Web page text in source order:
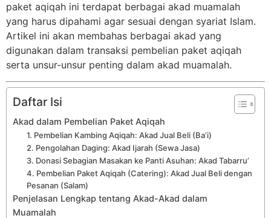
paket aqiqah ini terdapat berbagai akad muamalah
yang harus dipahami agar sesuai dengan syariat Islam.
Artikel ini akan membahas berbagai akad yang
digunakan dalam transaksi pembelian paket aqiqah
serta unsur-unsur penting dalam akad muamalah.
Daftar Isi
Akad dalam Pembelian Paket Aqiqah
1. Pembelian Kambing Aqiqah: Akad Jual Beli (Ba’i)
2. Pengolahan Daging: Akad Ijarah (Sewa Jasa)
3. Donasi Sebagian Masakan ke Panti Asuhan: Akad Tabarru’
4. Pembelian Paket Aqiqah (Catering): Akad Jual Beli dengan
Pesanan (Salam)
Penjelasan Lengkap tentang Akad-Akad dalam
Muamalah